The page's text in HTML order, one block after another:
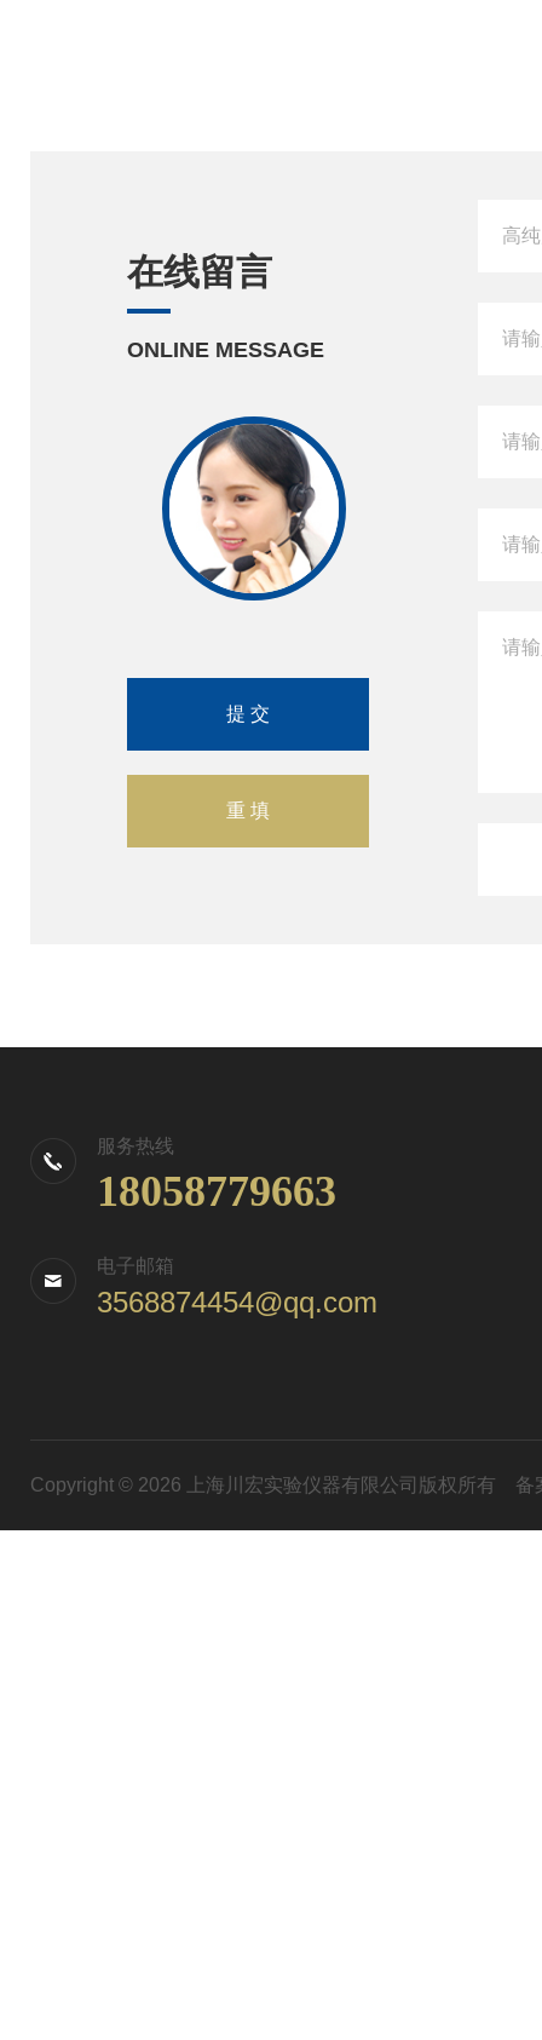
在线留言
ONLINE MESSAGE
服务热线
18058779663
电子邮箱
3568874454@qq.com
Copyright © 2026 上海川宏实验仪器有限公司版权所有 备